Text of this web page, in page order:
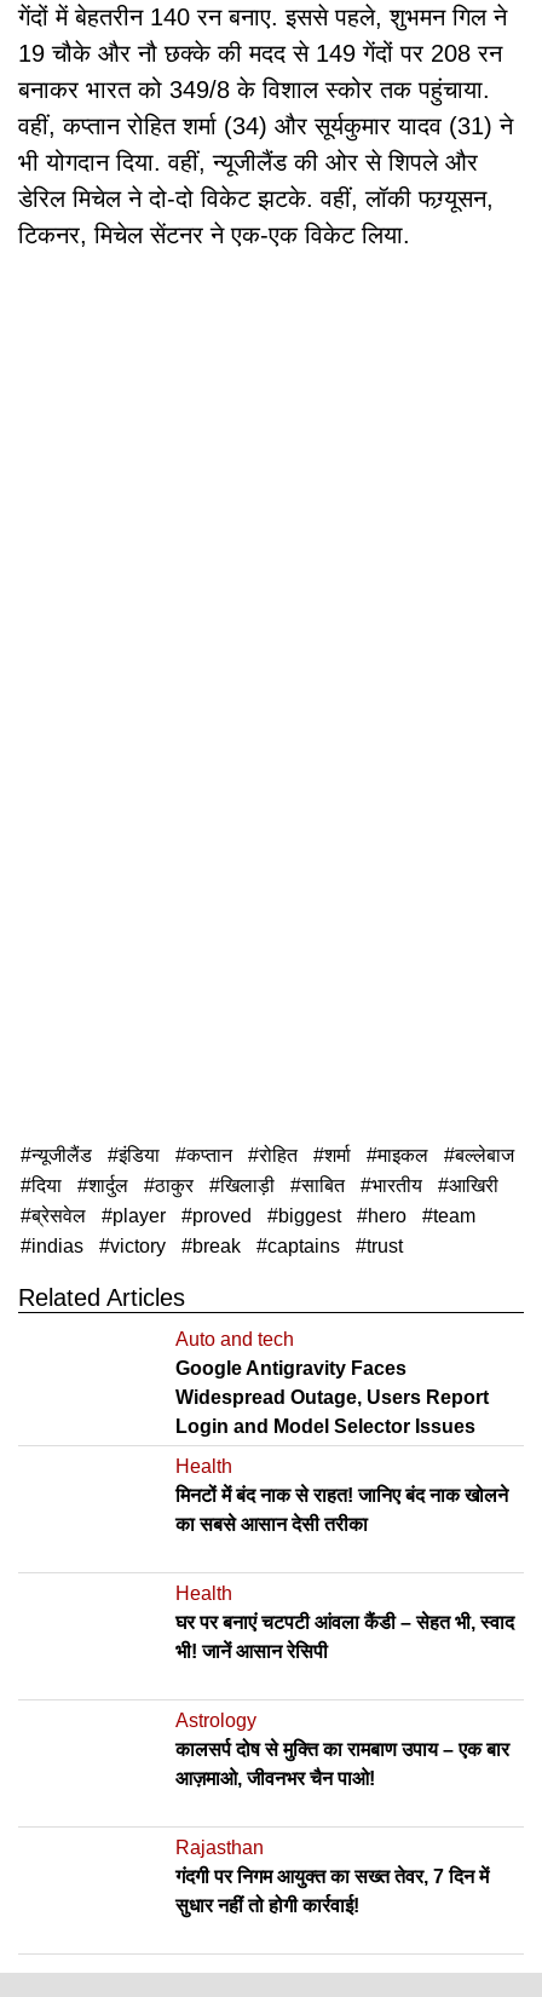
गेंदों में बेहतरीन 140 रन बनाए. इससे पहले, शुभमन गिल ने
19 चौके और नौ छक्के की मदद से 149 गेंदों पर 208 रन
बनाकर भारत को 349/8 के विशाल स्कोर तक पहुंचाया.
वहीं, कप्तान रोहित शर्मा (34) और सूर्यकुमार यादव (31) ने
भी योगदान दिया. वहीं, न्यूजीलैंड की ओर से शिपले और
डेरिल मिचेल ने दो-दो विकेट झटके. वहीं, लॉकी फग्र्यूसन,
टिकनर, मिचेल सेंटनर ने एक-एक विकेट लिया.
न्यूजीलैंड इंडिया कप्तान रोहित शर्मा माइकल
बल्लेबाज
दिया
शार्दुल ठाकुर खिलाड़ी साबित भारतीय
आखिरी
ब्रेसवेल
player proved biggest hero
team
indias
victory break captains trust
Related Articles
Auto and tech
Google Antigravity Faces
Widespread Outage, Users Report
Login and Model Selector Issues
Health
मिनटों में बंद नाक से राहत! जानिए बंद नाक खोलने
का सबसे आसान देसी तरीका
Health
घर पर बनाएं चटपटी आंवला कैंडी – सेहत भी, स्वाद
भी! जानें आसान रेसिपी
Astrology
कालसर्प दोष से मुक्ति का रामबाण उपाय – एक बार
आज़माओ, जीवनभर चैन पाओ!
Rajasthan
गंदगी पर निगम आयुक्त का सख्त तेवर, 7 दिन में
सुधार नहीं तो होगी कार्रवाई!